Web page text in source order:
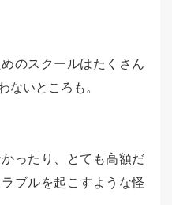
のスクールはたくさん
ないところも。
ったり、とても高額だ
ブルを起こすような怪